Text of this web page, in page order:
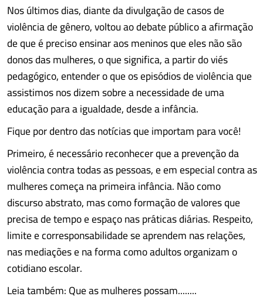
Nos últimos dias, diante da divulgação de casos de
violência de gênero, voltou ao debate público a afirmação
de que é preciso ensinar aos meninos que eles não são
donos das mulheres, o que significa, a partir do viés
pedagógico, entender o que os episódios de violência que
assistimos nos dizem sobre a necessidade de uma
educação para a igualdade, desde a infância.
Fique por dentro das notícias que importam para você!
Primeiro, é necessário reconhecer que a prevenção da
violência contra todas as pessoas, e em especial contra as
mulheres começa na primeira infância. Não como
discurso abstrato, mas como formação de valores que
precisa de tempo e espaço nas práticas diárias. Respeito,
limite e corresponsabilidade se aprendem nas relações,
nas mediações e na forma como adultos organizam o
cotidiano escolar.
Leia também: Que as mulheres possam........